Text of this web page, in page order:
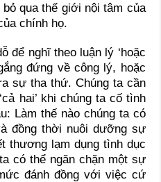
qua thế giới nội tâm của
chính họ.
để nghĩ theo luận lý ‘hoặc
đứng về công lý, hoặc
sự tha thứ. Chúng ta cần
hai’ khi chúng ta cố tình
Làm thế nào chúng ta có
đồng thời nuôi dưỡng sự
thương lạm dụng tình dục
có thể ngăn chặn một sự
đánh đồng với việc cứ